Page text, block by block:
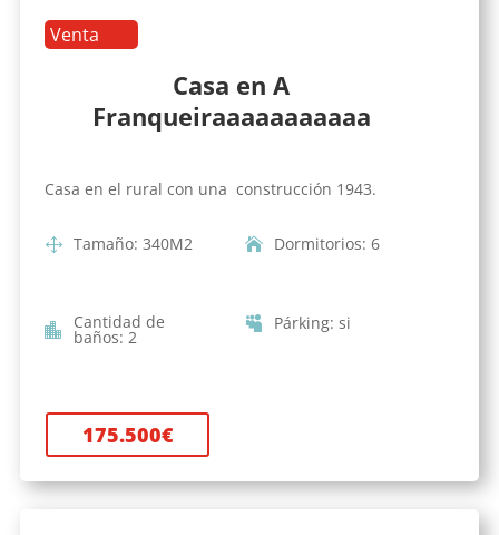
Venta
Casa en A
Franqueiraaaaaaaaaaa
Casa en el rural con una construcción 1943.
Tamaño: 340M2 Dormitorios: 6
Cantidad de
baños: 2
Párking: si
175.500€